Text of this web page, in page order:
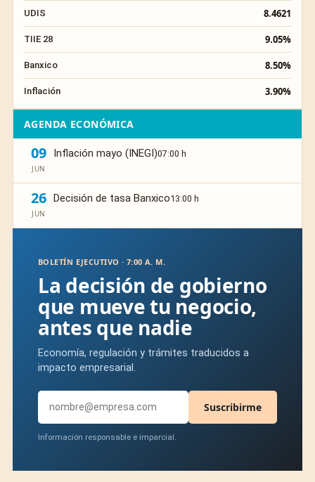
UDIS 8.4621
TIIE 28 9.05%
Banxico 8.50%
Inflación 3.90%
AGENDA ECONÓMICA
09
JUN
Inflación mayo (INEGI)07:00 h
26
JUN
Decisión de tasa Banxico13:00 h
BOLETÍN EJECUTIVO · 7:00 A. M.
La decisión de gobierno
que mueve tu negocio,
antes que nadie
Economía, regulación y trámites traducidos a
impacto empresarial.
Suscribirme
Información responsable e imparcial.